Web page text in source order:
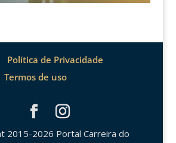
Política de Privacidade
Termos de uso
2015-2026 Portal Carreira do